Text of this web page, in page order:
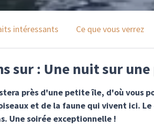
intéressants Ce que vous verrez
sur : Une nuit sur une
près d'une petite île, d'où vous
et de la faune qui vivent ici.
Une soirée exceptionnelle !